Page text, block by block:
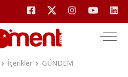
İçerikler GÜNDEM